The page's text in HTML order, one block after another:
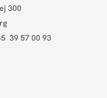
300
39 57 00 93